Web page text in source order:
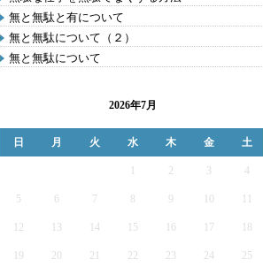
無と無駄と有について
無と無駄について（２）
無と無駄について
2026年7月
日 月 火 水 木 金 土
2 3 4
5 6 7 9
12 13 14 15 16 17
19 20 21 22 23 24 25